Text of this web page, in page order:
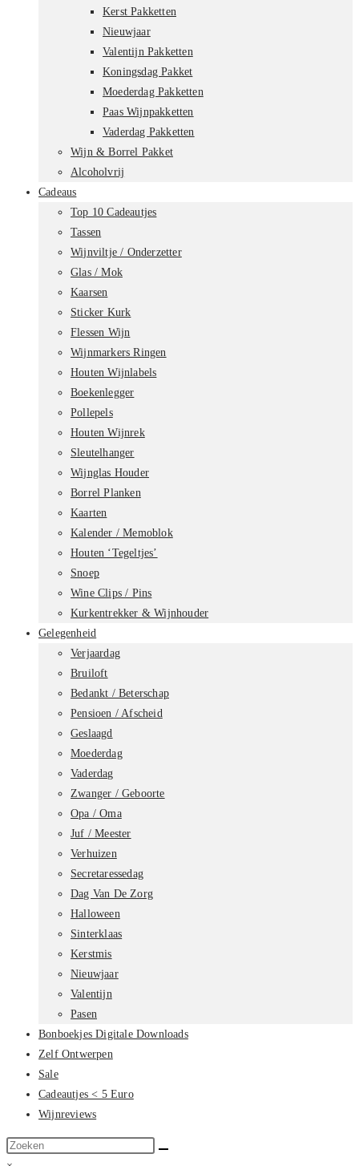
Kerst Pakketten
Nieuwjaar
Valentijn Pakketten
Koningsdag Pakket
Moederdag Pakketten
Paas Wijnpakketten
Vaderdag Pakketten
Wijn & Borrel Pakket
Alcoholvrij
Cadeaus
Top 10 Cadeautjes
Tassen
Wijnviltje / Onderzetter
Glas / Mok
Kaarsen
Sticker Kurk
Flessen Wijn
Wijnmarkers Ringen
Houten Wijnlabels
Boekenlegger
Pollepels
Houten Wijnrek
Sleutelhanger
Wijnglas Houder
Borrel Planken
Kaarten
Kalender / Memoblok
Houten ‘Tegeltjes’
Snoep
Wine Clips / Pins
Kurkentrekker & Wijnhouder
Gelegenheid
Verjaardag
Bruiloft
Bedankt / Beterschap
Pensioen / Afscheid
Geslaagd
Moederdag
Vaderdag
Zwanger / Geboorte
Opa / Oma
Juf / Meester
Verhuizen
Secretaressedag
Dag Van De Zorg
Halloween
Sinterklaas
Kerstmis
Nieuwjaar
Valentijn
Pasen
Bonboekjes Digitale Downloads
Zelf Ontwerpen
Sale
Cadeautjes < 5 Euro
Wijnreviews
Zoek